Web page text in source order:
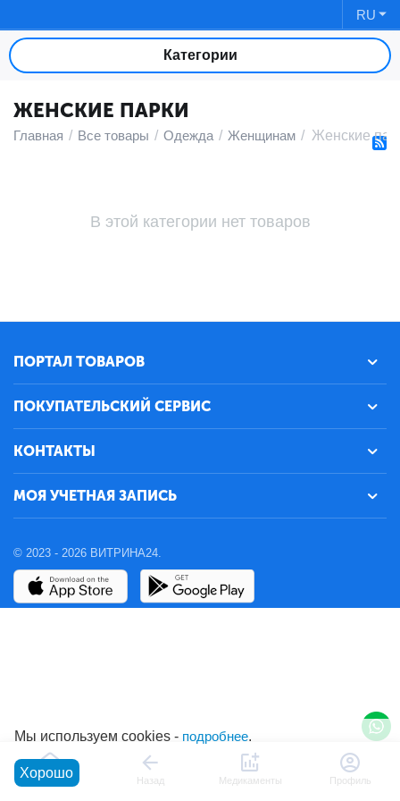
RU
Категории
ЖЕНСКИЕ ПАРКИ
Главная / Все товары / Одежда / Женщинам / Женские
В этой категории нет товаров
ПОРТАЛ ТОВАРОВ
ПОКУПАТЕЛЬСКИЙ СЕРВИС
КОНТАКТЫ
МОЯ УЧЕТНАЯ ЗАПИСЬ
© 2023 - 2026 ВИТРИНА24.
Главная Назад Медикаменты Профиль
Мы используем cookies - подробнее.
Хорошо